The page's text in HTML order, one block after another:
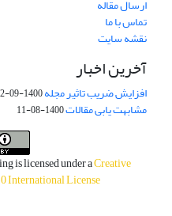
ارسال مقاله
تماس با ما
نقشه سایت
آخرین اخبار
افزایش ضریب تاثیر مجله1400-09-02
مشابهت یابی مقالات1400-08-11
is licensed under aCreative
International License